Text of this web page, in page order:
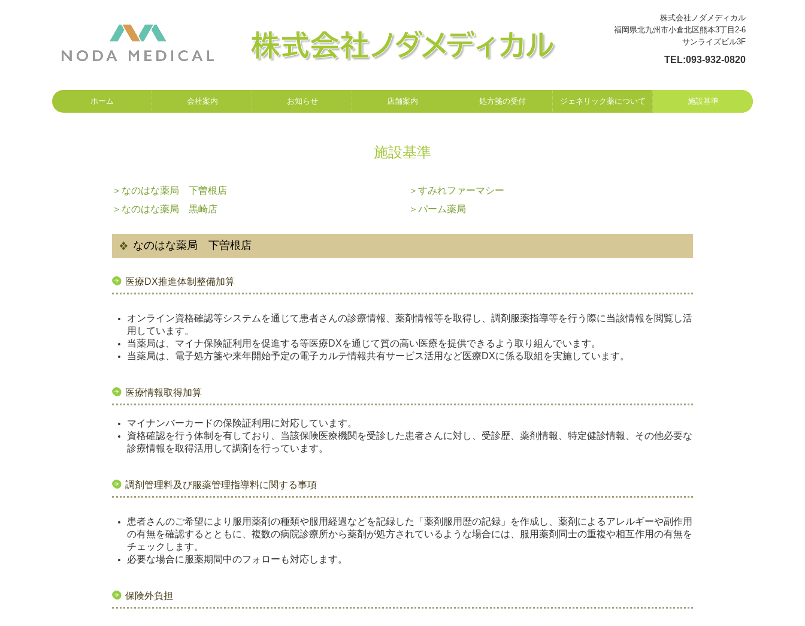
株式会社ノダメディカル
福岡県北九州市小倉北区熊本3丁目2-6
サンライズビル3F
TEL:093-932-0820
ホーム 会社案内 お知らせ 店舗案内 処方箋の受付 ジェネリック薬について 施設基準
施設基準
＞なのはな薬局 下曽根店
＞なのはな薬局 黒崎店
＞すみれファーマシー
＞パーム薬局
なのはな薬局 下曽根店
医療DX推進体制整備加算
オンライン資格確認等システムを通じて患者さんの診療情報、薬剤情報等を取得し、調剤服薬指導等を行う際に当該情報を閲覧し活
用しています。
当薬局は、マイナ保険証利用を促進する等医療DXを通じて質の高い医療を提供できるよう取り組んでいます。
当薬局は、電子処方箋や来年開始予定の電子カルテ情報共有サービス活用など医療DXに係る取組を実施しています。
医療情報取得加算
マイナンバーカードの保険証利用に対応しています。
資格確認を行う体制を有しており、当該保険医療機関を受診した患者さんに対し、受診歴、薬剤情報、特定健診情報、その他必要な
診療情報を取得活用して調剤を行っています。
調剤管理料及び服薬管理指導料に関する事項
患者さんのご希望により服用薬剤の種類や服用経過などを記録した「薬剤服用歴の記録」を作成し、薬剤によるアレルギーや副作用
の有無を確認するとともに、複数の病院診療所から薬剤が処方されているような場合には、服用薬剤同士の重複や相互作用の有無を
チェックします。
必要な場合に服薬期間中のフォローも対応します。
保険外負担